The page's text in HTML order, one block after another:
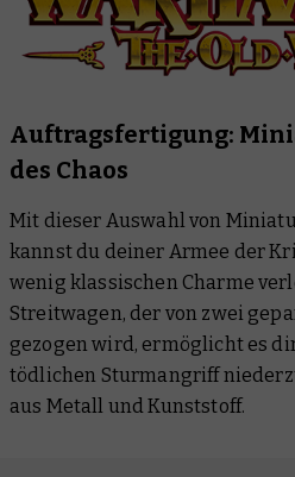
Auftragsfertigung:
des Chaos
Mit dieser Auswahl von
kannst du deiner Armee der
wenig klassischen Charme
Streitwagen, der von zwei
gezogen wird, ermöglicht es
tödlichen Sturmangriff
aus Metall und Kunststoff.